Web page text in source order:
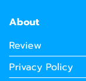
About
Review
Privacy Policy